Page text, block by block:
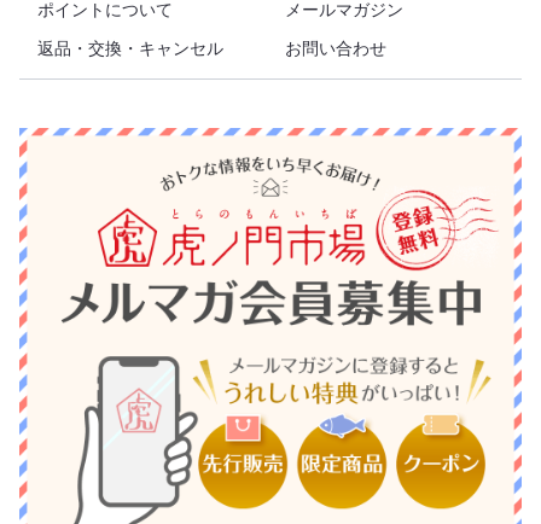
ポイントについて
メールマガジン
返品・交換・キャンセル
お問い合わせ